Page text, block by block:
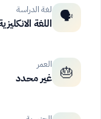
🗣️ لغة الدراسة
اللغة
🎂 العمر
غير محدد